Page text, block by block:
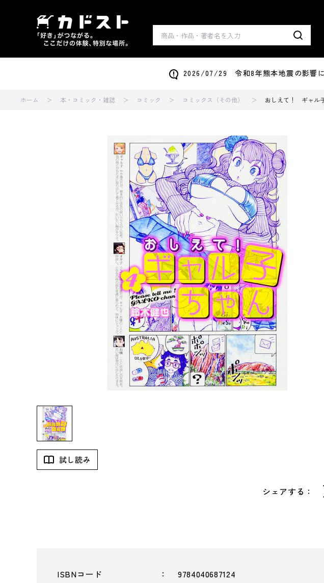
2026/07/29 令和8年熊本地震の影響
ホーム 本・コミック・雑誌 コミック コミックス（その他） おしえて！ ギャル
試し読み
シェアする：
ISBNコード
9784040687124